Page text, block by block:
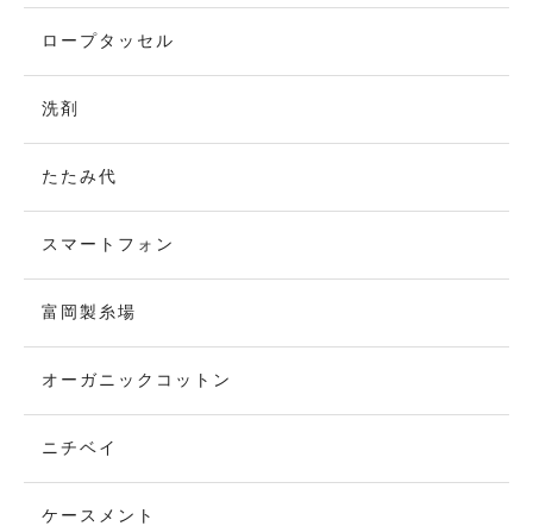
ロープタッセル
洗剤
たたみ代
スマートフォン
富岡製糸場
オーガニックコットン
ニチベイ
ケースメント